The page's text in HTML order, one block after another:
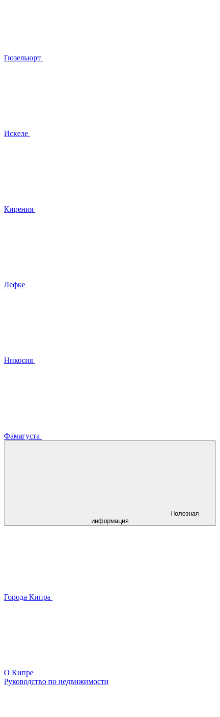
Гюзельюрт
Искеле
Кирения
Лефке
Никосия
Фамагуста
Полезная
информация
Города Кипра
О Кипре
Руководство по недвижимости